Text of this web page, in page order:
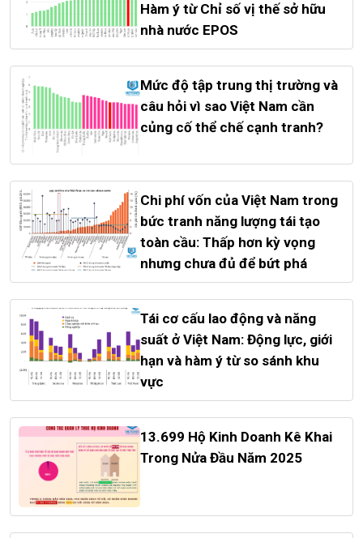
Hàm ý từ Chỉ số vị thế sở hữu
nhà nước EPOS
Mức độ tập trung thị trường và
câu hỏi vì sao Việt Nam cần
củng cố thể chế cạnh tranh?
Chi phí vốn của Việt Nam trong
bức tranh năng lượng tái tạo
toàn cầu: Thấp hơn kỳ vọng
nhưng chưa đủ để bứt phá
Tái cơ cấu lao động và năng
suất ở Việt Nam: Động lực, giới
hạn và hàm ý từ so sánh khu
vực
13.699 Hộ Kinh Doanh Kê Khai
Trong Nửa Đầu Năm 2025